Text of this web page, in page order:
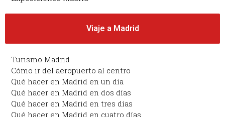
Viaje a Madrid
Turismo Madrid
Cómo ir del aeropuerto al centro
Qué hacer en Madrid en un día
Qué hacer en Madrid en dos días
Qué hacer en Madrid en tres días
Qué hacer en Madrid en cuatro días